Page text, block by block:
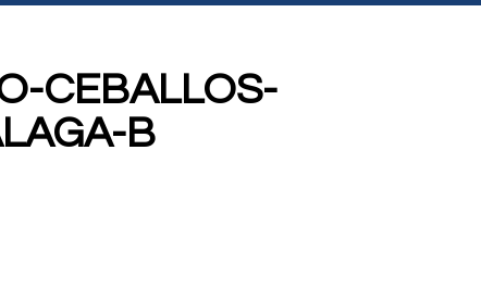
CEBALLOS-
B